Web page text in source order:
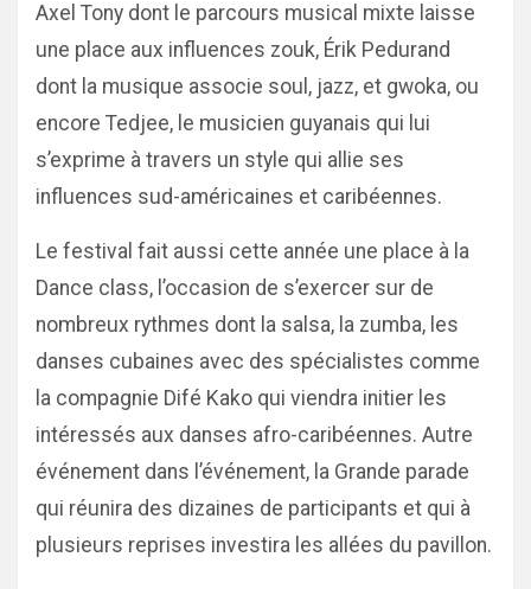
Axel Tony dont le parcours musical mixte laisse
une place aux influences zouk, Érik Pedurand
dont la musique associe soul, jazz, et gwoka, ou
encore Tedjee, le musicien guyanais qui lui
s’exprime à travers un style qui allie ses
influences sud-américaines et caribéennes.
Le festival fait aussi cette année une place à la
Dance class, l’occasion de s’exercer sur de
nombreux rythmes dont la salsa, la zumba, les
danses cubaines avec des spécialistes comme
la compagnie Difé Kako qui viendra initier les
intéressés aux danses afro-caribéennes. Autre
événement dans l’événement, la Grande parade
qui réunira des dizaines de participants et qui à
plusieurs reprises investira les allées du pavillon.